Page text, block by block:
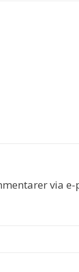
via e-